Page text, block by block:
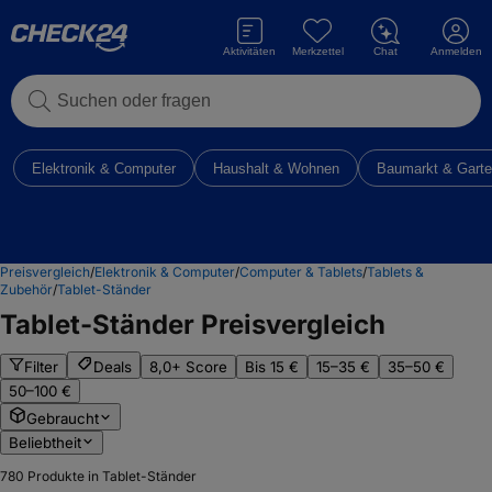
Suchen oder fragen
Aktivitäten Merkzettel Chat Anmelden
Elektronik & Computer Haushalt & Wohnen Baumarkt &
Preisvergleich/Elektronik & Computer/Computer & Tablets/Tablets &
Zubehör/Tablet-Ständer
Tablet-Ständer Preisvergleich
Filter Deals 8,0+ Score Bis 15 € 15–35 €
35–50 €
50–100 €
Gebraucht
Beliebtheit
780 Produkte in Tablet-Ständer